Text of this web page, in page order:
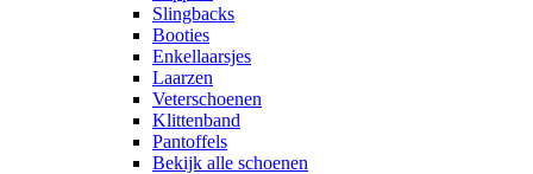
Slingbacks
Booties
Enkellaarsjes
Laarzen
Veterschoenen
Klittenband
Pantoffels
Bekijk alle schoenen